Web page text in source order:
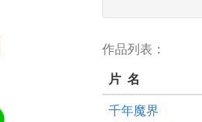
作品列表：
片 名
千年魔界